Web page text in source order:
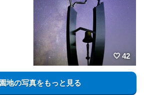
42
地の写真をもっと見る